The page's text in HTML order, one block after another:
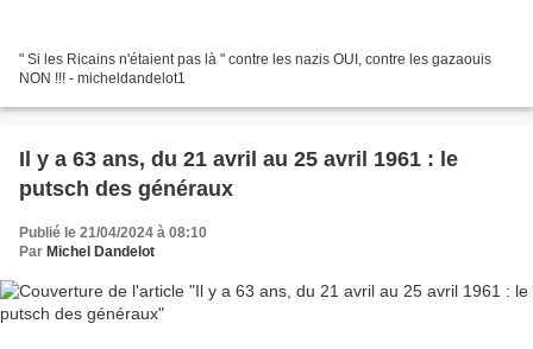
" Si les Ricains n'étaient pas là " contre les nazis OUI, contre les gazaouis
NON !!! - micheldandelot1
Il y a 63 ans, du 21 avril au 25 avril 1961 : le
putsch des généraux
Publié le 21/04/2024 à 08:10
Par Michel Dandelot